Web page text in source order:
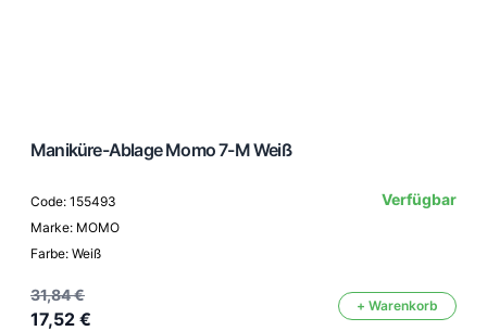
Maniküre-Ablage Momo 7-M Weiß
Code: 155493
Marke: MOMO
Farbe: Weiß
Verfügbar
31,84 €
17,52 €
+ Warenkorb